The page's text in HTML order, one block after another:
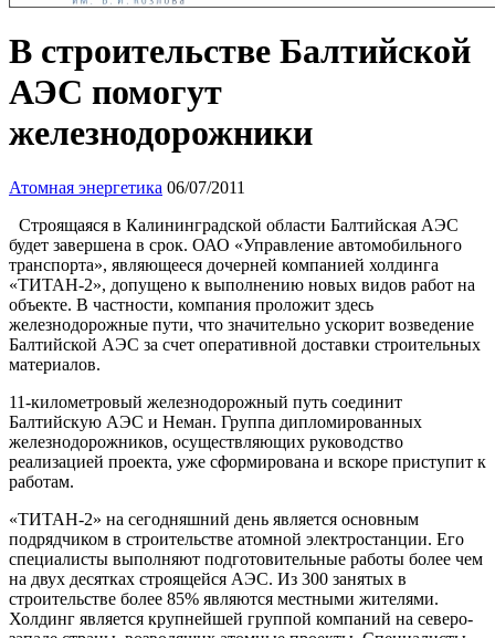
В строительстве Балтийской
АЭС помогут
железнодорожники
Атомная энергетика 06/07/2011
Строящаяся в Калининградской области Балтийская АЭС
будет завершена в срок. ОАО «Управление автомобильного
транспорта», являющееся дочерней компанией холдинга
«ТИТАН-2», допущено к выполнению новых видов работ на
объекте. В частности, компания проложит здесь
железнодорожные пути, что значительно ускорит возведение
Балтийской АЭС за счет оперативной доставки строительных
материалов.
11-километровый железнодорожный путь соединит
Балтийскую АЭС и Неман. Группа дипломированных
железнодорожников, осуществляющих руководство
реализацией проекта, уже сформирована и вскоре приступит к
работам.
«ТИТАН-2» на сегодняшний день является основным
подрядчиком в строительстве атомной электростанции. Его
специалисты выполняют подготовительные работы более чем
на двух десятках строящейся АЭС. Из 300 занятых в
строительстве более 85% являются местными жителями.
Холдинг является крупнейшей группой компаний на северо-